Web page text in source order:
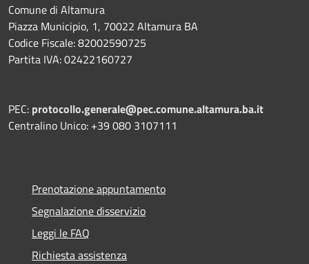
Comune di Altamura
Piazza Municipio, 1, 70022 Altamura BA
Codice Fiscale: 82002590725
Partita IVA: 02422160727
PEC: protocollo.generale@pec.comune.altamura.ba.it
Centralino Unico: +39 080 3107111
Prenotazione appuntamento
Segnalazione disservizio
Leggi le FAQ
Richiesta assistenza